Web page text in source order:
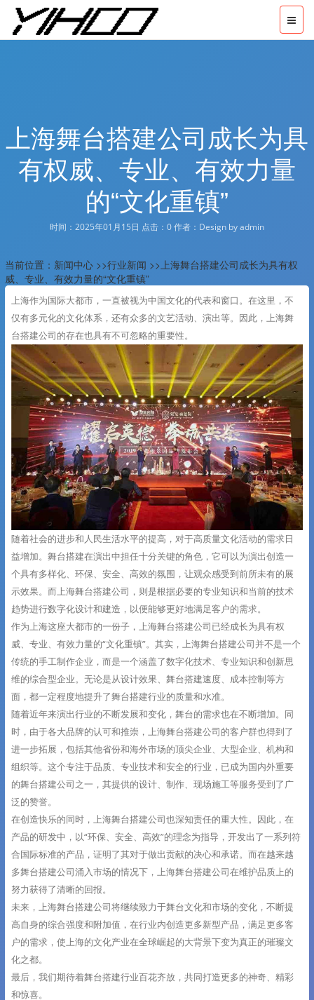
上海舞台搭建公司成长为具
有权威、专业、有效力量
的“文化重镇”
时间：2025年01月15日 点击： 0作者：Design by admin
当前位置： 新闻中心 >>行业新闻 >>上海舞台搭建公司成长为具有权
威、专业、有效力量的“文化重镇”
上海作为国际大都市，一直被视为中国文化的代表和窗口。在这里，不
仅有多元化的文化体系，还有众多的文艺活动、演出等。因此，上海舞
台搭建公司的存在也具有不可忽略的重要性。
随着社会的进步和人民生活水平的提高，对于高质量文化活动的需求日
益增加。舞台搭建在演出中担任十分关键的角色，它可以为演出创造一
个具有多样化、环保、安全、高效的氛围，让观众感受到前所未有的展
示效果。而上海舞台搭建公司，则是根据必要的专业知识和当前的技术
趋势进行数字化设计和建造，以便能够更好地满足客户的需求。
作为上海这座大都市的一份子，上海舞台搭建公司已经成长为具有权
威、专业、有效力量的“文化重镇”。其实，上海舞台搭建公司并不是一个
传统的手工制作企业，而是一个涵盖了数字化技术、专业知识和创新思
维的综合型企业。无论是从设计效果、舞台搭建速度、成本控制等方
面，都一定程度地提升了舞台搭建行业的质量和水准。
随着近年来演出行业的不断发展和变化，舞台的需求也在不断增加。同
时，由于各大品牌的认可和推崇，上海舞台搭建公司的客户群也得到了
进一步拓展，包括其他省份和海外市场的顶尖企业、大型企业、机构和
组织等。这个专注于品质、专业技术和安全的行业，已成为国内外重要
的舞台搭建公司之一，其提供的设计、制作、现场施工等服务受到了广
泛的赞誉。
在创造快乐的同时，上海舞台搭建公司也深知责任的重大性。因此，在
产品的研发中，以“环保、安全、高效”的理念为指导，开发出了一系列符
合国际标准的产品，证明了其对于做出贡献的决心和承诺。而在越来越
多舞台搭建公司涌入市场的情况下，上海舞台搭建公司在维护品质上的
努力获得了清晰的回报。
未来，上海舞台搭建公司将继续致力于舞台文化和市场的变化，不断提
高自身的综合强度和附加值，在行业内创造更多新型产品，满足更多客
户的需求，使上海的文化产业在全球崛起的大背景下变为真正的璀璨文
化之都。
最后，我们期待着舞台搭建行业百花齐放，共同打造更多的神奇、精彩
和惊喜。